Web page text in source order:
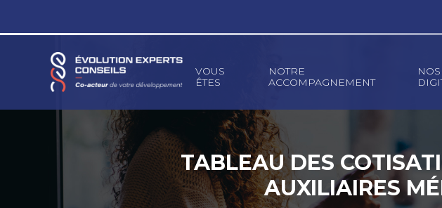
au
Principal
VOUS
ÊTES
NOTRE
ACCOMPAGNEMENT
TABLEAU DES
AUXILIAIRES